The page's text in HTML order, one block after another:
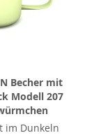
Becher mit
Modell 207
im Dunkeln